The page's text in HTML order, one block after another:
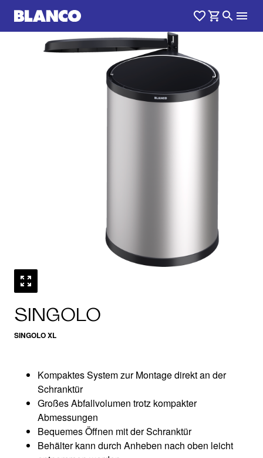
SINGOLO
SINGOLO XL
Kompaktes System zur Montage direkt an der
Schranktür
Großes Abfallvolumen trotz kompakter
Abmessungen
Bequemes Öffnen mit der Schranktür
Behälter kann durch Anheben nach oben leicht